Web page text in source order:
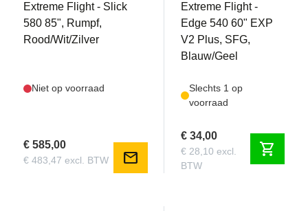
Extreme Flight - Slick
580 85", Rumpf,
Rood/Wit/Zilver
Niet op voorraad
€ 585,00
€ 483,47 excl. BTW mail
Extreme Flight -
Edge 540 60" EXP
V2 Plus, SFG,
Blauw/Geel
Slechts 1 op
voorraad
€ 34,00
€ 28,10 excl.
BTW
shopping_cart